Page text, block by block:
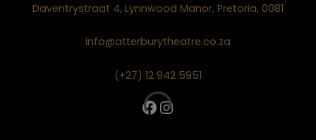
Daventrystraat 4, Lynnwood Manor, Pretoria, 0081
info@atterburytheatre.co.za
(+27) 12 942 5951
Facebook
Instagram